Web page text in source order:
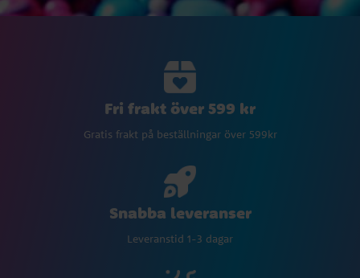
Fri frakt över 599 kr
Gratis frakt på beställningar över 599kr
Snabba leveranser
Leveranstid 1-3 dagar